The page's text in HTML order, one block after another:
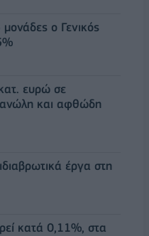
ο Γενικός
ευρώ σε
και αφθώδη
έργα στη
κατά 0,11%, στα